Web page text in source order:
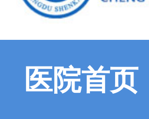
医院首页